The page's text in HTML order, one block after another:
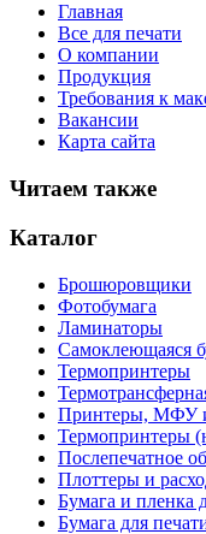
Главная
Все для печати
О компании
Продукция
Требования к
Вакансии
Карта сайта
Читаем также
Каталог
Брошюровщики
Фотобумага
Ламинаторы
Самоклеющаяся
Термопринтеры
Принтеры, МФУ и
Термопринтеры
Послепечатное
Плоттеры и
Бумага и пленка
Бумага для